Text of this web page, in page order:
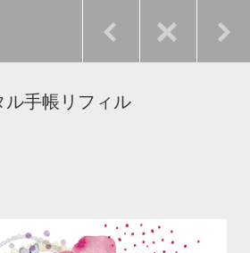
ル手帳リフィル